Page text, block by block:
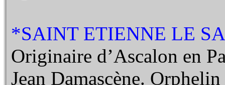
*SAINT ETIENNE LE
Originaire d’Ascalon en
Jean Damascène.